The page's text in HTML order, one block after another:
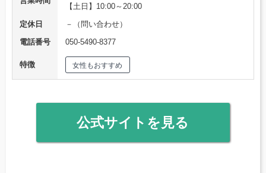
【土日】10:00～20:00
定休日
－（問い合わせ）
電話番号
050-5490-8377
特徴 女性もおすすめ
公式サイトを見る